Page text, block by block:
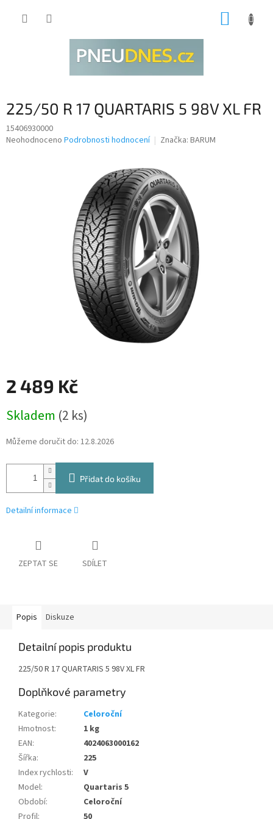
225/50 R 17 QUARTARIS 5 98V XL FR
15406930000
Průměrné
Neohodnoceno Podrobnosti hodnocení Značka: BARUM
2 489 Kč
cena:
Skladem (2 ks)
Můžeme doručit do: 12.8.2026
Přidat do košíku
Detailní informace
ZEPTAT SE SDÍLET
Popis Diskuze
Detailní popis produktu
225/50 R 17 QUARTARIS 5 98V XL FR
Doplňkové parametry
Kategorie:
Celoroční
Hmotnost:
1 kg
EAN:
4024063000162
Šířka:
225
Index rychlosti:
V
Model:
Quartaris 5
Období:
Celoroční